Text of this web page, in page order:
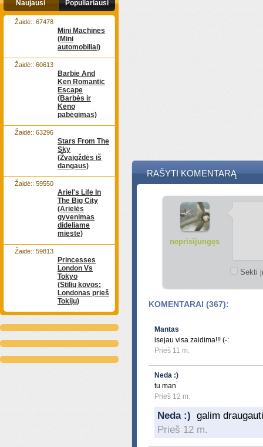
Naujausi Populiariausi
Mini Machines
(Mini
automobiliai)
Žaidė:: 67478
Barbie And
Ken Romantic
Escape
(Barbės ir
Keno
pabėgimas)
Žaidė:: 60613
Stars From The
Sky
(Žvaigždės iš
dangaus)
Žaidė:: 63296
Ariel's Life In
The Big City
(Arielės
gyvenimas
dideliame
mieste)
Žaidė:: 59550
Princesses
London Vs
Tokyo
(Stilių kovos:
Londonas prieš
Tokijų)
Žaidė:: 59813
RAŠYTI KOMENTARĄ
neprisijungęs
Sekti
KOMENTARAI (367):
Mantas
isejau visa zaidima!!! (-:
Prieš 11 m.
Neda :)
tu man
Prieš 12 m.
Neda :) galim draugauti
Prieš 12 m.